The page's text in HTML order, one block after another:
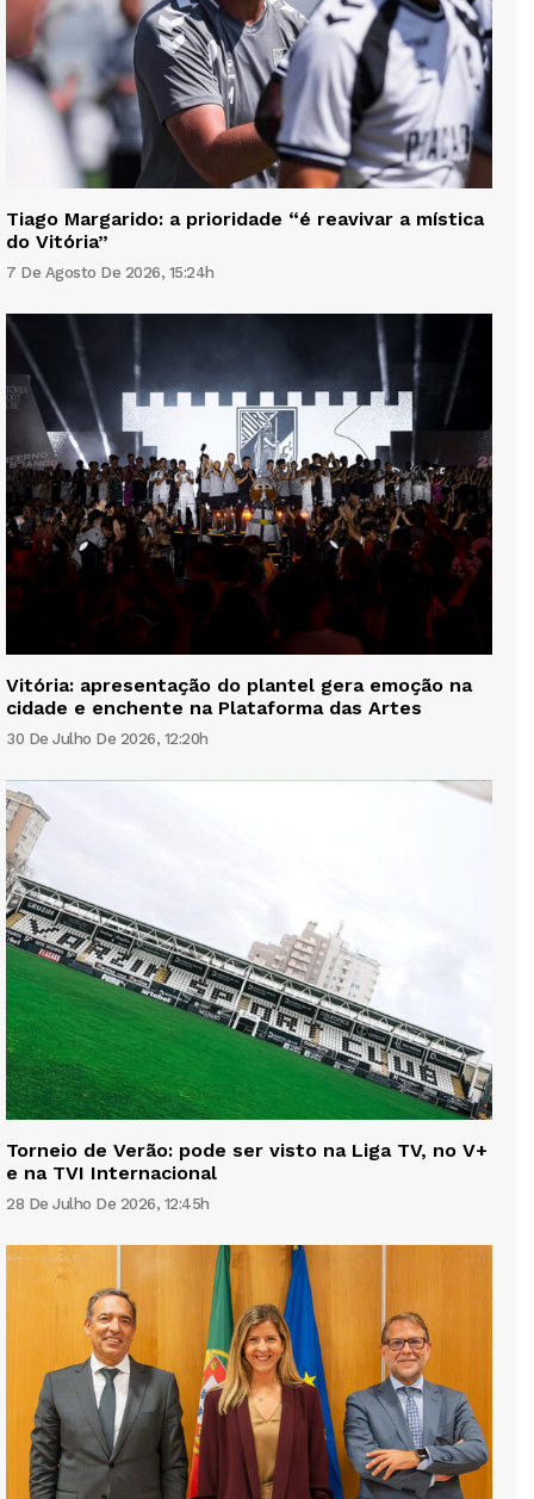
Tiago Margarido: a prioridade “é reavivar a mística
do Vitória”
7 De Agosto De 2026, 15:24h
Vitória: apresentação do plantel gera emoção na
cidade e enchente na Plataforma das Artes
30 De Julho De 2026, 12:20h
Torneio de Verão: pode ser visto na Liga TV, no V+
e na TVI Internacional
28 De Julho De 2026, 12:45h